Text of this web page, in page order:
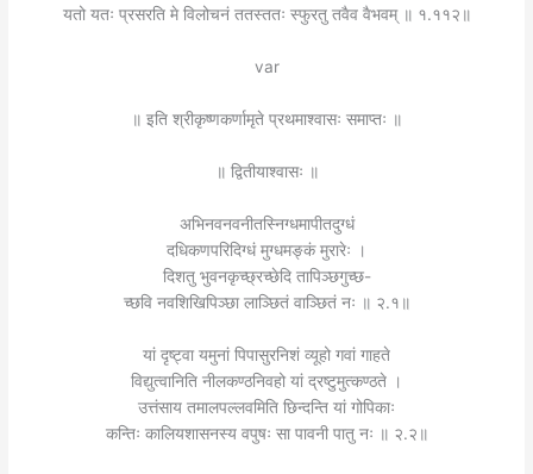
यतो यतः प्रसरति मे विलोचनं ततस्ततः स्फुरतु तवैव वैभवम् ॥ १.११२॥
var
॥ इति श्रीकृष्णकर्णामृते प्रथमाश्वासः समाप्तः ॥
॥ द्वितीयाश्वासः ॥
अभिनवनवनीतस्निग्धमापीतदुग्धं
दधिकणपरिदिग्धं मुग्धमङ्कं मुरारेः ।
दिशतु भुवनकृच्छ्रच्छेदि तापिञ्छगुच्छ-
च्छवि नवशिखिपिञ्छा लाञ्छितं वाञ्छितं नः ॥ २.१॥
यां दृष्ट्वा यमुनां पिपासुरनिशं व्यूहो गवां गाहते
विद्युत्वानिति नीलकण्ठनिवहो यां द्रष्टुमुत्कण्ठते ।
उत्तंसाय तमालपल्लवमिति छिन्दन्ति यां गोपिकाः
कन्तिः कालियशासनस्य वपुषः सा पावनी पातु नः ॥ २.२॥